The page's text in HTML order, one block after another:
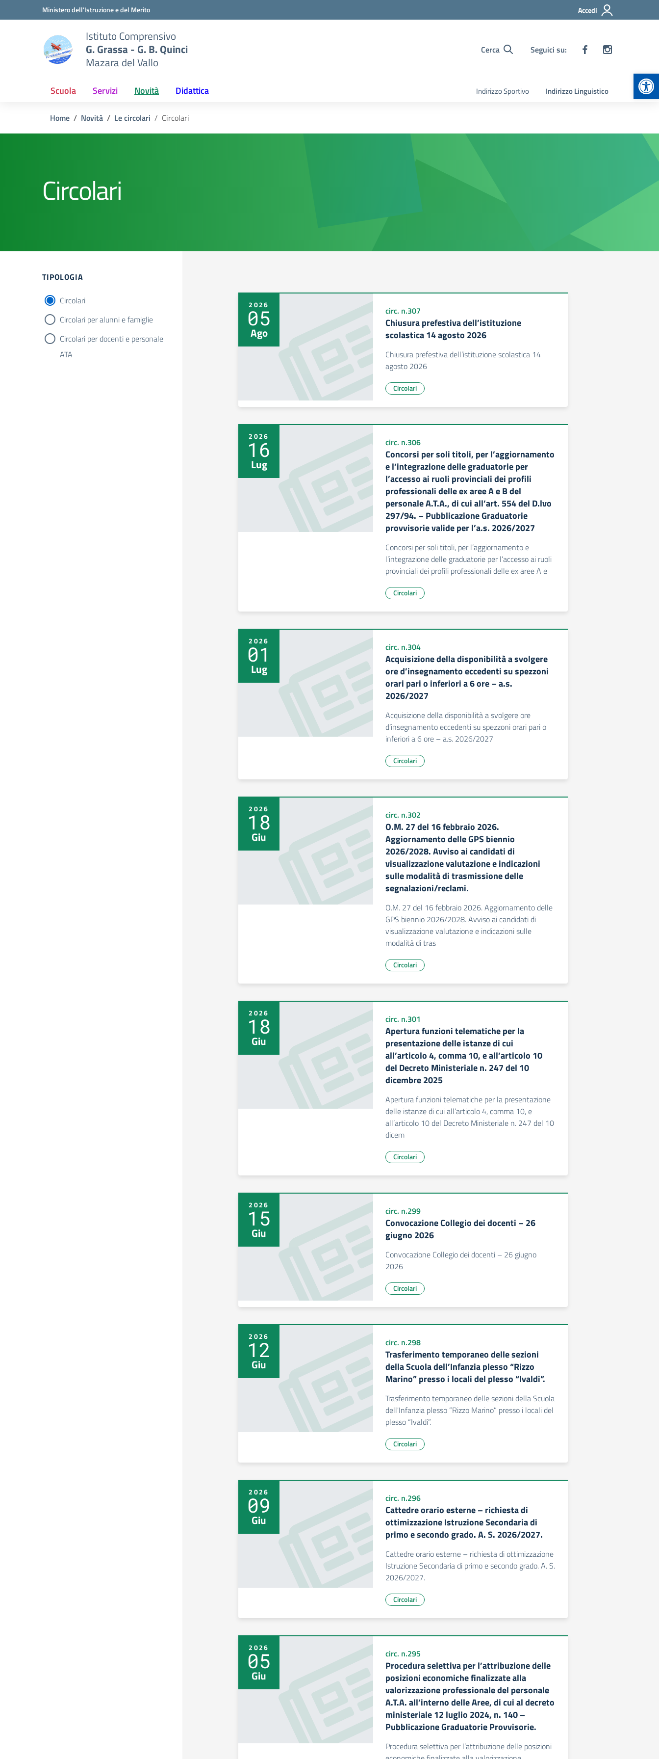
Vai ai contenuti
Vai al menu di navigazioneMinistero dell'Istruzione e del Merito Accedi
Istituto Comprensivo
G. Grassa - G. B. Quinci
Mazara del Vallo
Cerca Seguici su:
Scuola Servizi Novità Didattica Indirizzo Sportivo Indirizzo Linguistico
Home Novità Le circolari Circolari
Circolari
Filtri
TIPOLOGIA
Circolari
Circolari per alunni e famiglie
Circolari per docenti e personale
ATA
2026
05
Ago
circ. n.307
Chiusura prefestiva dell’istituzione
scolastica 14 agosto 2026
Chiusura prefestiva dell’istituzione scolastica 14
agosto 2026
Circolari
2026
16
Lug
circ. n.306
Concorsi per soli titoli, per l’aggiornamento
e l’integrazione delle graduatorie per
l’accesso ai ruoli provinciali dei profili
professionali delle ex aree A e B del
personale A.T.A., di cui all’art. 554 del D.lvo
297/94. – Pubblicazione Graduatorie
provvisorie valide per l’a.s. 2026/2027
Concorsi per soli titoli, per l’aggiornamento e
l’integrazione delle graduatorie per l’accesso ai ruoli
provinciali dei profili professionali delle ex aree A e
Circolari
2026
01
Lug
circ. n.304
Acquisizione della disponibilità a svolgere
ore d’insegnamento eccedenti su spezzoni
orari pari o inferiori a 6 ore – a.s.
2026/2027
Acquisizione della disponibilità a svolgere ore
d’insegnamento eccedenti su spezzoni orari pari o
inferiori a 6 ore – a.s. 2026/2027
Circolari
2026
18
Giu
circ. n.302
O.M. 27 del 16 febbraio 2026.
Aggiornamento delle GPS biennio
2026/2028. Avviso ai candidati di
visualizzazione valutazione e indicazioni
sulle modalità di trasmissione delle
segnalazioni/reclami.
O.M. 27 del 16 febbraio 2026. Aggiornamento delle
GPS biennio 2026/2028. Avviso ai candidati di
visualizzazione valutazione e indicazioni sulle
modalità di tras
Circolari
2026
18
Giu
circ. n.301
Apertura funzioni telematiche per la
presentazione delle istanze di cui
all’articolo 4, comma 10, e all’articolo 10
del Decreto Ministeriale n. 247 del 10
dicembre 2025
Apertura funzioni telematiche per la presentazione
delle istanze di cui all’articolo 4, comma 10, e
all’articolo 10 del Decreto Ministeriale n. 247 del 10
dicem
Circolari
2026
15
Giu
circ. n.299
Convocazione Collegio dei docenti – 26
giugno 2026
Convocazione Collegio dei docenti – 26 giugno
2026
Circolari
2026
12
Giu
circ. n.298
Trasferimento temporaneo delle sezioni
della Scuola dell’Infanzia plesso “Rizzo
Marino” presso i locali del plesso “Ivaldi”.
Trasferimento temporaneo delle sezioni della Scuola
dell'Infanzia plesso “Rizzo Marino” presso i locali del
plesso “Ivaldi”.
Circolari
2026
09
Giu
circ. n.296
Cattedre orario esterne – richiesta di
ottimizzazione Istruzione Secondaria di
primo e secondo grado. A. S. 2026/2027.
Cattedre orario esterne – richiesta di ottimizzazione
Istruzione Secondaria di primo e secondo grado. A. S.
2026/2027.
Circolari
2026
05
Giu
circ. n.295
Procedura selettiva per l’attribuzione delle
posizioni economiche finalizzate alla
valorizzazione professionale del personale
A.T.A. all’interno delle Aree, di cui al decreto
ministeriale 12 luglio 2024, n. 140 –
Pubblicazione Graduatorie Provvisorie.
Procedura selettiva per l’attribuzione delle posizioni